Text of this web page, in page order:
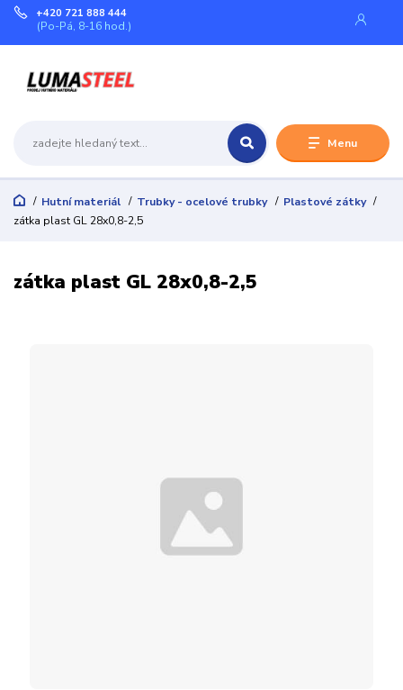
Menu
+420 721 888 444
(Po-Pá, 8-16 hod.)
Hutní materiál Trubky - ocelové trubky
Plastové zátky
zátka plast GL 28x0,8-2,5
zátka plast GL 28x0,8-2,5